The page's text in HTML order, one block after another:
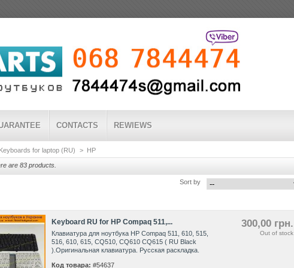
CONTAСTS REWIEWS
for laptop (RU) > HP
are 83 products.
Sort by
Keyboard RU for HP Compaq 511,...
Клавиатура для ноутбука HP Compaq 511, 610, 515,
516, 610, 615, CQ510, CQ610 CQ615 ( RU Black
).Оригинальная клавиатура. Русская раскладка.
Код товара: #54637
300,00 грн.
Out of stock